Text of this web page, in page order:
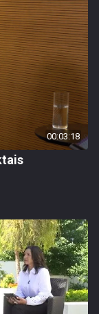
00:03:18